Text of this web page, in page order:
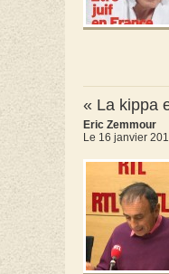
« La kippa
Eric Zemmour
Le 16 janvier